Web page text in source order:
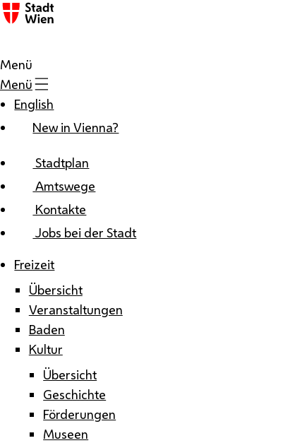
Zum Inhalt
Menü
Menü
English
New in Vienna?
Stadtplan
Amtswege
Kontakte
Jobs bei der Stadt
Freizeit
Übersicht
Veranstaltungen
Baden
Kultur
Übersicht
Geschichte
Förderungen
Museen